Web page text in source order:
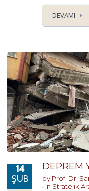
DEVAMI
14
ŞUB
DEPREM
by Prof. Dr.
in Stratejik